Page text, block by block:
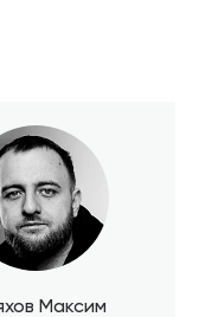
Максим